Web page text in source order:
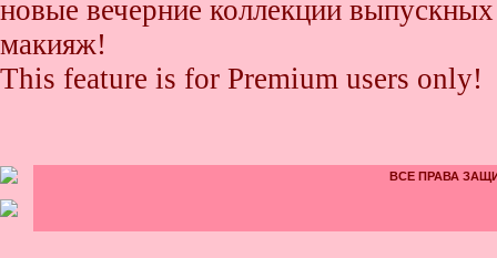
новые вечерние коллекции
макияж!
This feature is for Premium users only!
ВСЕ ПРАВА